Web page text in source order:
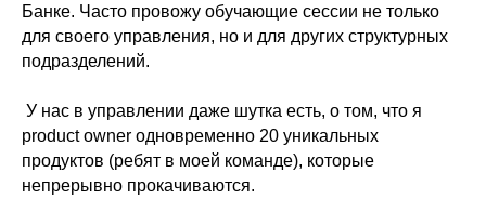
Банке. Часто провожу обучающие сессии не только
для своего управления, но и для других структурных
подразделений.
У нас в управлении даже шутка есть, о том, что я
product owner одновременно 20 уникальных
продуктов (ребят в моей команде), которые
непрерывно прокачиваются.